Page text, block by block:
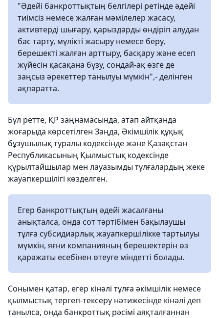
"Әдейі банкроттықтың белгілері ретінде әдейі
тиімсіз немесе жалған мәмілелер жасасу,
активтерді шығару, қарыздарды өндіріп алудан
бас тарту, мүлікті жасыру немесе беру,
берешекті жалған арттыру, басқару және есеп
жүйесін қасақана бұзу, сондай-ақ өзге де
заңсыз әрекеттер танылуы мүмкін",- делінген
ақпаратта.
Бұл ретте, ҚР заңнамасында, атап айтқанда
жоғарыда көрсетілген Заңда, Әкімшілік құқық
бұзушылық туралы кодексінде және Қазақстан
Республикасының Қылмыстық кодексінде
құрылтайшылар мен лауазымды тұлғалардың жеке
жауапкершілігі көзделген.
Егер банкроттықтың әдейі жасалғаны
анықталса, онда сот тәртібімен бақылаушы
тұлға субсидиарлық жауапкершілікке тартылуы
мүмкін, яғни компанияның берешектерін өз
қаражаты есебінен өтеуге міндетті болады.
Сонымен қатар, егер кінәлі тұлға әкімшілік немесе
қылмыстық тергеп-тексеру нәтижесінде кінәлі деп
танылса, онда банкроттық рәсімі аяқталғаннан